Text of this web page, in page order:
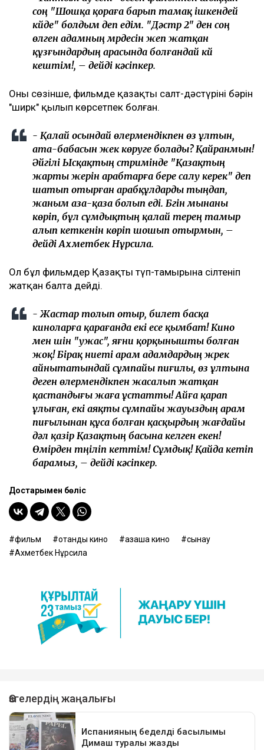
соң "Шошқа қораға барып тамақ ішкендей
күйде" болдым деп едім. "Дәстүр 2" ден соң
өлген адамның мүрдесін жеп жатқан
құзғындардың арасында болғандай күй
кештім!, – дейді кәсіпкер.
Оның сөзінше, фильмде қазақтың салт-дәстүрінің бәрін
"ширк" қылып көрсетпек болған.
- Қалай осындай өлермендікпен өз ұлтын,
ата-бабасын жек көруге болады? Қайранмын!
Әйгілі Ысқақтың стримінде "Қазақтың
жарты жерін арабтарға бере салу керек" деп
шатып отырған арабқұлдарды тыңдап,
жаным аза-қаза болып еді. Бүгін мынаны
көріп, бұл сұмдықтың қалай терең тамыр
алып кеткенін көріп шошып отырмын, –
дейді Ахметбек Нұрсила.
Ол бұл фильмдер Қазақтың түп-тамырына сілтеніп
жатқан балта дейді.
- Жастар толып отыр, билет басқа
киноларға қарағанда екі есе қымбат! Кино
мен үшін "ужас", яғни қорқынышты болған
жоқ! Бірақ ниеті арам адамдардың жүрек
айнытатындай сұмпайы пиғилы, өз ұлтына
деген өлермендікпен жасалып жатқан
қастандығы жаға ұстатты! Айға қарап
ұлыған, екі аяқты сұмпайы жауыздың арам
пиғылынан құса болған қасқырдың жағдайы
дәл қазір Қазақтың басына келген екен!
Өмірден түңіліп кеттім! Сұмдық! Қайда кетіп
барамыз, – дейді кәсіпкер.
Достарыңмен бөліс
фильм отандық кино қазақша кино
сынау
Ахметбек Нұрсила